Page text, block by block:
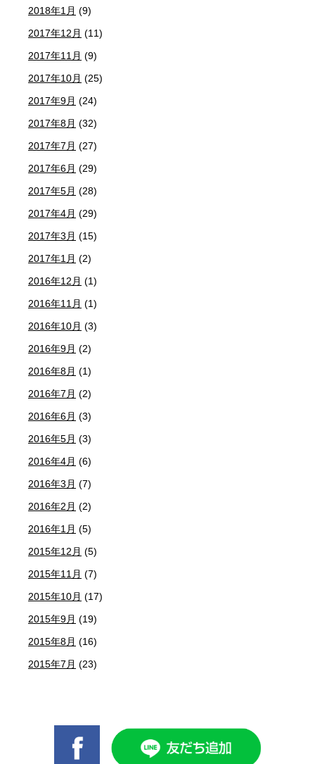
2018年1月 (9)
2017年12月 (11)
2017年11月 (9)
2017年10月 (25)
2017年9月 (24)
2017年8月 (32)
2017年7月 (27)
2017年6月 (29)
2017年5月 (28)
2017年4月 (29)
2017年3月 (15)
2017年1月 (2)
2016年12月 (1)
2016年11月 (1)
2016年10月 (3)
2016年9月 (2)
2016年8月 (1)
2016年7月 (2)
2016年6月 (3)
2016年5月 (3)
2016年4月 (6)
2016年3月 (7)
2016年2月 (2)
2016年1月 (5)
2015年12月 (5)
2015年11月 (7)
2015年10月 (17)
2015年9月 (19)
2015年8月 (16)
2015年7月 (23)